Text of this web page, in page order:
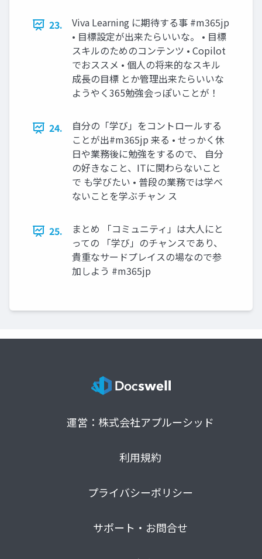
23.
Viva Learning に期待する事 #m365jp
• 目標設定が出来たらいいな。 • 目標
スキルのためのコンテンツ • Copilot
でおススメ • 個人の将来的なスキル
成長の目標 とか管理出来たらいいな
ようやく365勉強会っぽいことが！
24.
自分の「学び」をコントロールする
ことが出#m365jp 来る • せっかく休
日や業務後に勉強をするので、 自分
の好きなこと、ITに関わらないこと
で も学びたい • 普段の業務では学べ
ないことを学ぶチャン ス
25.
まとめ 「コミュニティ」は大人にと
っての 「学び」のチャンスであり、
貴重なサードプレイスの場なので参
加しよう #m365jp
運営：株式会社アプルーシッド
利用規約
プライバシーポリシー
サポート・お問合せ